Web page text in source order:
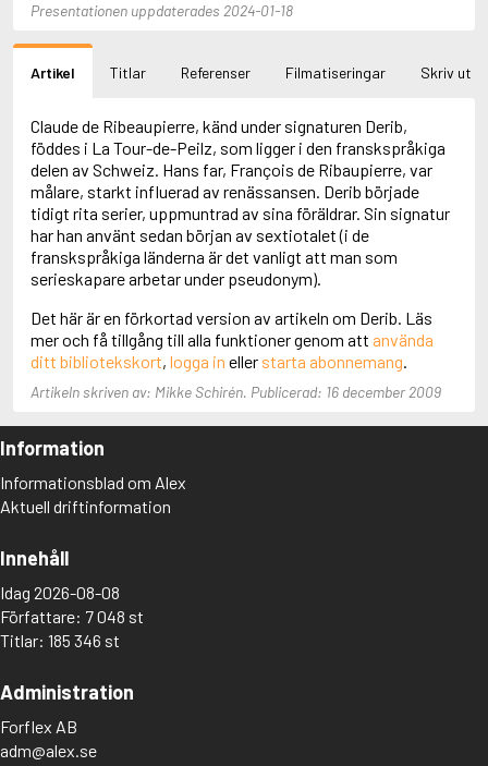
Abele, Inga
Aboulela, Leila
Abrahams, Peter (f. 1947)
Abrahamson, Emmy
Abse, Dannie
Abu-Jaber, Diana
Abulhawa, Susan
Aburas, Lone
Achebe, Chinua
Achmatova, Anna
Ackebo, Lena
Acker, Kathy
Ackroyd, Peter
Adam de la Halle
Adams, Douglas
Adams, Herbert
Adams, Jane
Adams, Richard
Adbåge, Emma
Adelborg, Ottilia
Adiga, Aravind
Adler-Olsen, Jussi
Adlerbeth, Gudmund Jöran
Adolfsson, Eva
Adolfsson, Gunnar
Adolfsson, Josefine
Presentationen uppdaterades 2024-01-18
Artikel Titlar Referenser Filmatiseringar Skriv ut
Claude de Ribeaupierre, känd under signaturen Derib,
föddes i La Tour-de-Peilz, som ligger i den franskspråkiga
delen av Schweiz. Hans far, François de Ribaupierre, var
målare, starkt influerad av renässansen. Derib började
tidigt rita serier, uppmuntrad av sina föräldrar. Sin signatur
har han använt sedan början av sextiotalet (i de
franskspråkiga länderna är det vanligt att man som
serieskapare arbetar under pseudonym).
Det här är en förkortad version av artikeln om Derib. Läs
mer och få tillgång till alla funktioner genom att använda
ditt bibliotekskort, logga in eller starta abonnemang.
Artikeln skriven av: Mikke Schirén. Publicerad: 16 december 2009
Information
Informationsblad om Alex
Aktuell driftinformation
Innehåll
Idag 2026-08-08
Författare: 7 048 st
Titlar: 185 346 st
Administration
Forflex AB
adm@alex.se